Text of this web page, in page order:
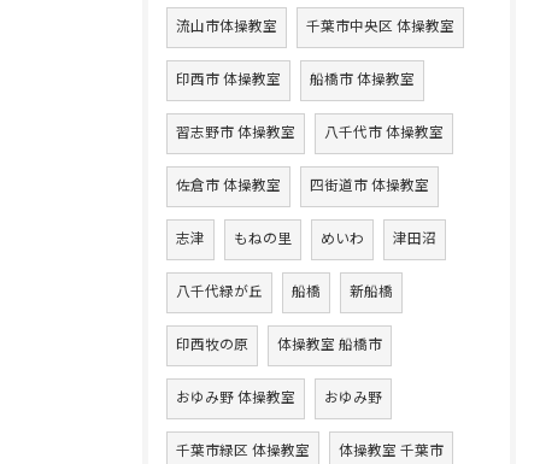
流山市体操教室 千葉市中央区 体操教室
印西市 体操教室 船橋市 体操教室
習志野市 体操教室 八千代市 体操教室
佐倉市 体操教室 四街道市 体操教室
志津 もねの里 めいわ 津田沼
八千代緑が丘 船橋 新船橋
印西牧の原 体操教室 船橋市
おゆみ野 体操教室 おゆみ野
千葉市緑区 体操教室 体操教室 千葉市